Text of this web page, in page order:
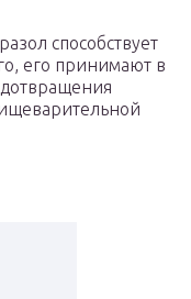
способствует
его принимают в